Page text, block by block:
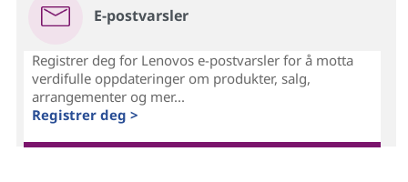
E-postvarsler
Registrer deg for Lenovos e-postvarsler for å motta
verdifulle oppdateringer om produkter, salg,
arrangementer og mer...
Registrer deg >